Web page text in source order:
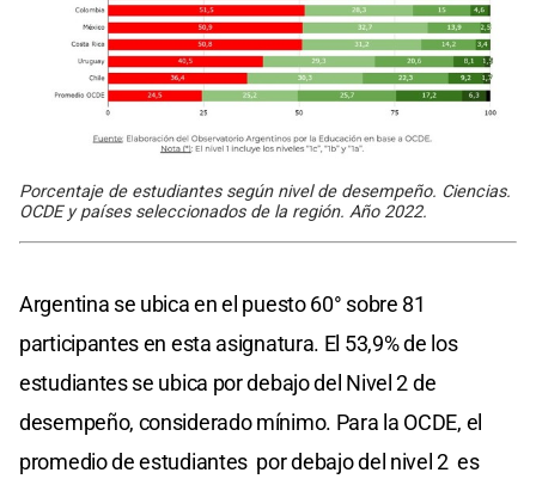
Porcentaje de estudiantes según nivel de desempeño. Ciencias.
OCDE y países seleccionados de la región. Año 2022.
Argentina se ubica en el puesto 60° sobre 81
participantes en esta asignatura. El 53,9% de los
estudiantes se ubica por debajo del Nivel 2 de
desempeño, considerado mínimo. Para la OCDE, el
promedio de estudiantes ​ por debajo del nivel 2 ​ es